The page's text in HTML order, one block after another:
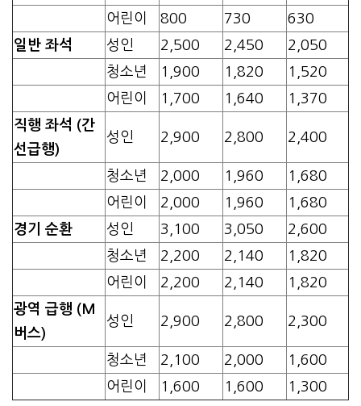
어린이
800 730
630
일반 좌석
성인 2,500 2,450
2,050
청소년
1,900 1,820
1,520
어린이
1,700 1,640
1,370
직행 좌석 (간
선급행)
성인 2,900 2,800 2,400
청소년 2,000 1,960
1,680
어린이
2,000 1,960
1,680
경기 순환
성인 3,100 3,050
2,600
청소년
2,200 2,140
1,820
어린이
2,200 2,140
1,820
광역 급행 (M
버스)
성인 2,900 2,800 2,300
청소년 2,100 2,000
1,600
어린이
1,600 1,600 1,300